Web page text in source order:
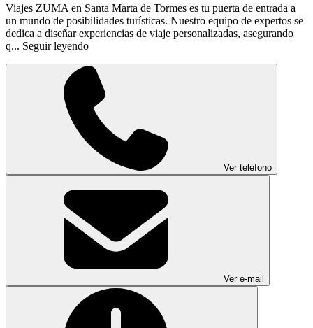
Viajes ZUMA en Santa Marta de Tormes es tu puerta de entrada a
un mundo de posibilidades turísticas. Nuestro equipo de expertos se
dedica a diseñar experiencias de viaje personalizadas, asegurando
q... Seguir leyendo
Ver teléfono
Ver e-mail